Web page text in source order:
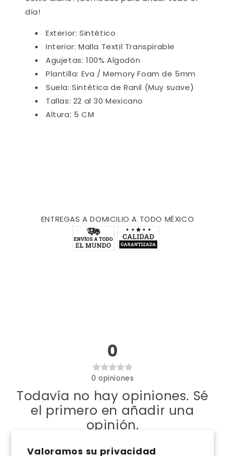
Valoramos su privacidad
día!
Exterior: Sintético
Interior: Malla Textil Transpirable
Agujetas: 100% Algodón
Plantilla: Eva / Memory Foam de 5mm
Suela: Sintética de Ranil (Muy suave)
Tallas: 22 al 30 Mexicano
Altura: 5 CM
ENTREGAS A DOMICILIO A TODO MÉXICO
0
0 opiniones
Todavía no hay opiniones. Sé
el primero en añadir una
opinión.
Escribe una opinión